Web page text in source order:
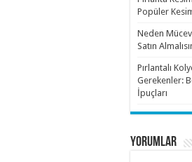
Popüler
Neden
Satın
Pırlantalı
Gerekenler:
İpuçları
YORUMLAR